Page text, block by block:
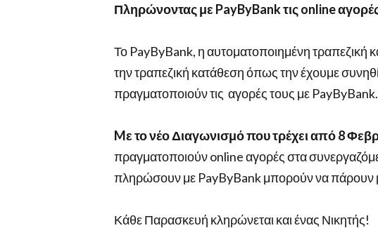
Πληρώνοντας με PayByBank τιςonline
Το PayByBank, η αυτοματοποιημένη τραπεζική
την τραπεζική κατάθεση όπως την έχουμε
πραγματοποιούν τις αγορές τους με PayByBank.
Mε το νέο Διαγωνισμό που τρέχει από 8
πραγματοποιούν online αγορές στα
πληρώσουν με PayByBank μπορούν να πάρουν
Κάθε Παρασκευή κληρώνεται και ένας Νικητής!